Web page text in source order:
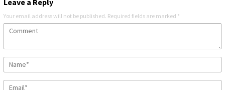
Leave a Reply
Your email address will not be published. Required fields are marked *